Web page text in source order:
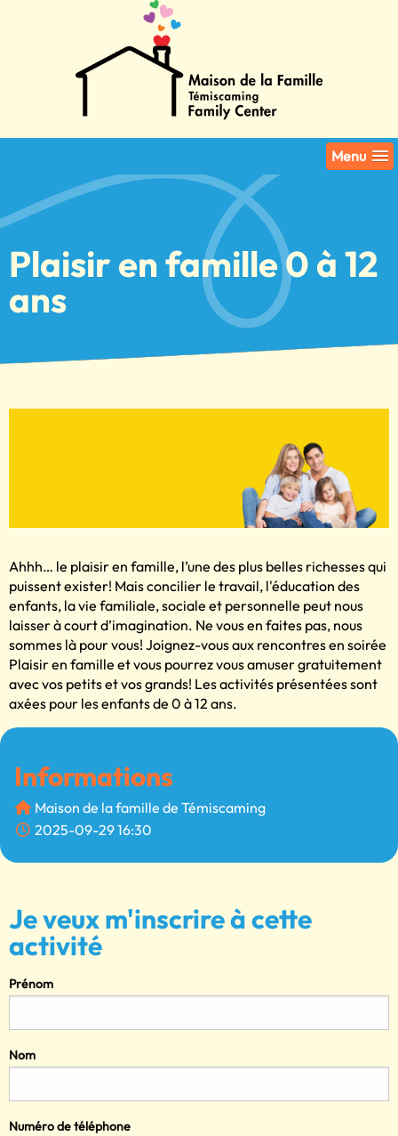
Menu
Plaisir en famille 0 à 12
ans
Ahhh… le plaisir en famille, l’une des plus belles richesses qui
puissent exister! Mais concilier le travail, l'éducation des
enfants, la vie familiale, sociale et personnelle peut nous
laisser à court d’imagination. Ne vous en faites pas, nous
sommes là pour vous! Joignez-vous aux rencontres en soirée
Plaisir en famille et vous pourrez vous amuser gratuitement
avec vos petits et vos grands! Les activités présentées sont
axées pour les enfants de 0 à 12 ans.
Informations
Maison de la famille de Témiscaming
2025-09-29 16:30
Je veux m'inscrire à cette
activité
Prénom
Nom
Numéro de téléphone